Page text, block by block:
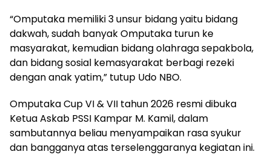
“Omputaka memiliki 3 unsur bidang yaitu bidang
dakwah, sudah banyak Omputaka turun ke
masyarakat, kemudian bidang olahraga sepakbola,
dan bidang sosial kemasyarakat berbagi rezeki
dengan anak yatim,” tutup Udo NBO.
Omputaka Cup VI & VII tahun 2026 resmi dibuka
Ketua Askab PSSI Kampar M. Kamil, dalam
sambutannya beliau menyampaikan rasa syukur
dan bangganya atas terselenggaranya kegiatan ini.